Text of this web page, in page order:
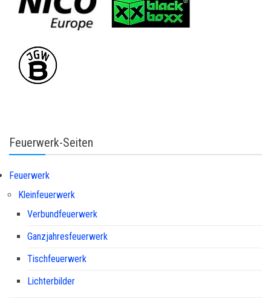
Feuerwerk-Seiten
Feuerwerk
Kleinfeuerwerk
Verbundfeuerwerk
Ganzjahresfeuerwerk
Tischfeuerwerk
Lichterbilder